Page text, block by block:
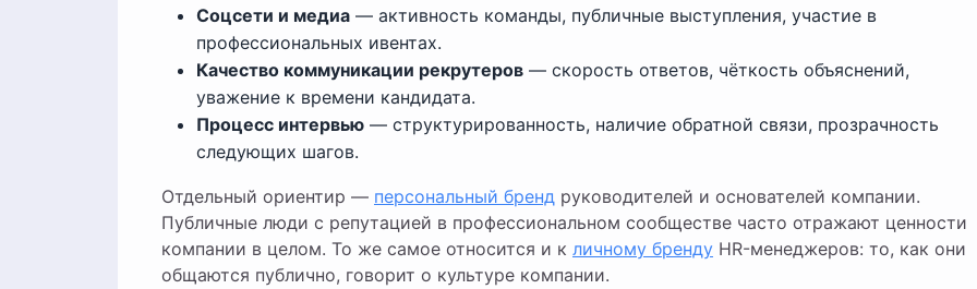
Соцсети и медиа — активность команды, публичные выступления, участие в
профессиональных ивентах.
Качество коммуникации рекрутеров — скорость ответов, чёткость объяснений,
уважение к времени кандидата.
Процесс интервью — структурированность, наличие обратной связи, прозрачность
следующих шагов.
Отдельный ориентир — персональный бренд руководителей и основателей компании.
Публичные люди с репутацией в профессиональном сообществе часто отражают ценности
компании в целом. То же самое относится и к личному бренду HR-менеджеров: то, как они
общаются публично, говорит о культуре компании.